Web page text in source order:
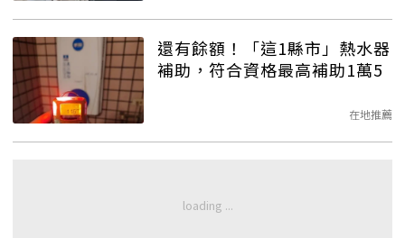
還有餘額！「這1縣市」熱水器
補助，符合資格最高補助1萬5
在地推薦